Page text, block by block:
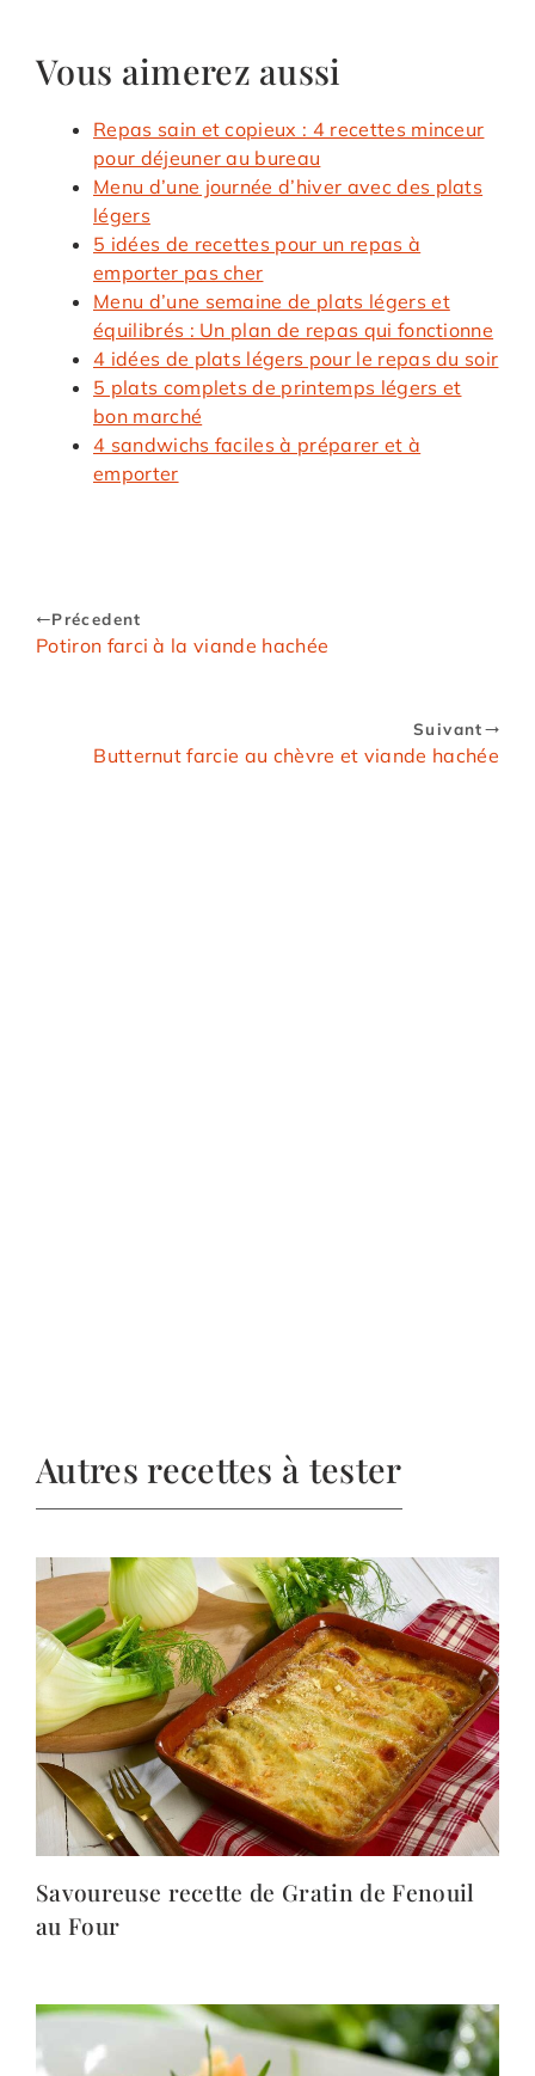
Vous aimerez aussi
Repas sain et copieux : 4 recettes minceur
pour déjeuner au bureau
Menu d’une journée d’hiver avec des plats
légers
5 idées de recettes pour un repas à
emporter pas cher
Menu d’une semaine de plats légers et
équilibrés : Un plan de repas qui fonctionne
4 idées de plats légers pour le repas du soir
5 plats complets de printemps légers et
bon marché
4 sandwichs faciles à préparer et à
emporter
Précedent
Potiron farci à la viande hachée
Suivant
Butternut farcie au chèvre et viande hachée
Autres recettes à tester
Savoureuse recette de Gratin de Fenouil
au Four